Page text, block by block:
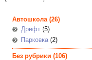
Автошкола(26)
Дрифт (5)
Парковка(2)
Без рубрики (106)